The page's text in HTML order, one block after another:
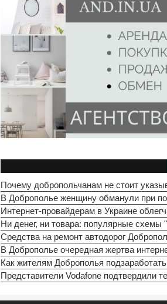
Почему добропольчанам не стоит
В Доброполье женщину обманули при
Интернет-провайдерам в Украине
Ни денег, ни товара: популярные схемы
Средства на ремонт автодорог
В Доброполье очередная жертва
Как жителям Доброполья
Представители Vodafone подтвердили